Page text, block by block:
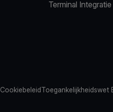
Terminal
CookiebeleidToegankelijkheidswet